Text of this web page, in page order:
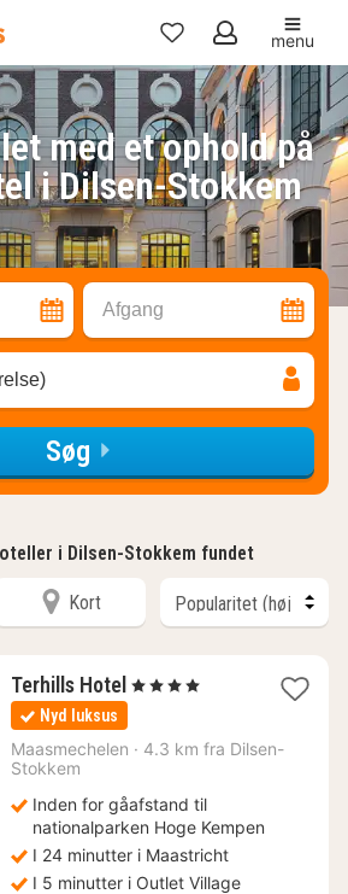
Mine
favoritter
menu
med et ophold på
i Dilsen-Stokkem
Afgang
Søg
i Dilsen-Stokkem fundet
Kort
Terhills Hotel 1
960
, 4 Stjerner
Nyd luksus
Maasmechelen · 4.3 km fra Dilsen-
Stokkem
Inden for gåafstand til
nationalparken Hoge Kempen
I 24 minutter i Maastricht
I 5 minutter i Outlet Village